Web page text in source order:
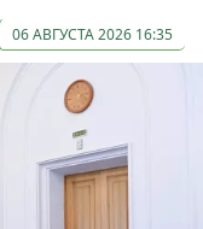
06 АВГУСТА 2026 16:35